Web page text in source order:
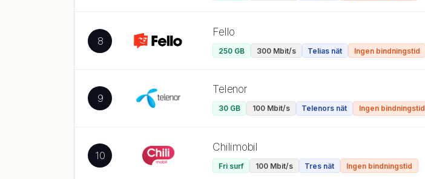
8
Fello
250 GB 300 Mbit/s Telias nät Ingen bindningstid
9
Telenor
30 GB 100 Mbit/s Telenors nät Ingen bindningstid
10
Chilimobil
Fri surf 100 Mbit/s Tres nät Ingen bindningstid